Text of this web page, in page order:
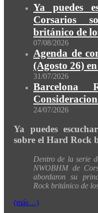
Ya puedes
Corsarios
británico de
07/08/2026
Agenda de
(Agosto 26)
31/07/2026
24/07/2026
Ya puedes
sobre el Hard Rock
Dentro de la serie
NWOBHM de
abordaron su
Rock británico de
(más…)